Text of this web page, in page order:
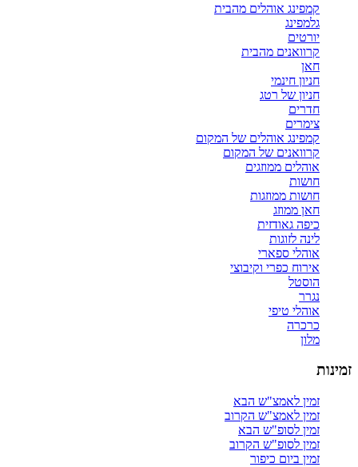
קמפינג אוהלים מהבית
גלמפינג
יורטים
קרוואנים מהבית
חאן
חניון חינמי
חניון של רטג
חדרים
צימרים
קמפינג אוהלים של המקום
קרוואנים של המקום
אוהלים ממוזגים
חושות
חושות ממוזגות
חאן ממוזג
כיפה גאודזית
לינה לזוגות
אוהלי ספארי
אירוח כפרי וקיבוצי
הוסטל
נגרר
אוהלי טיפי
כרכרה
מלון
זמינות
זמין לאמצ"ש הבא
זמין לאמצ"ש הקרוב
זמין לסופ"ש הבא
זמין לסופ"ש הקרוב
זמין ביום כיפור